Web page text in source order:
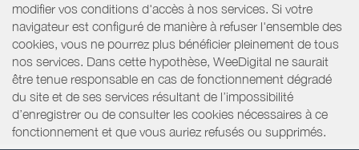
modifier vos conditions d'accès à nos services. Si votre
navigateur est configuré de manière à refuser l'ensemble des
cookies, vous ne pourrez plus bénéficier pleinement de tous
nos services. Dans cette hypothèse, WeeDigital ne saurait
être tenue responsable en cas de fonctionnement dégradé
du site et de ses services résultant de l’impossibilité
d’enregistrer ou de consulter les cookies nécessaires à ce
fonctionnement et que vous auriez refusés ou supprimés.